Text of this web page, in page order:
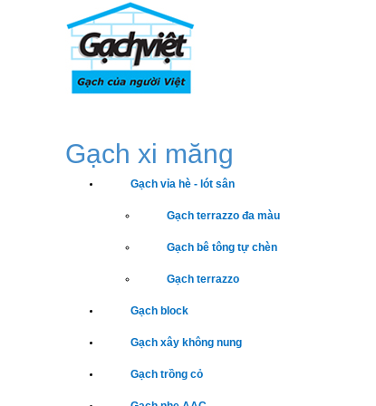
Gạch xi măng
Gạch vỉa hè - lót sân
Gạch terrazzo đa màu
Gạch bê tông tự chèn
Gạch terrazzo
Gạch block
Gạch xây không nung
Gạch trồng cỏ